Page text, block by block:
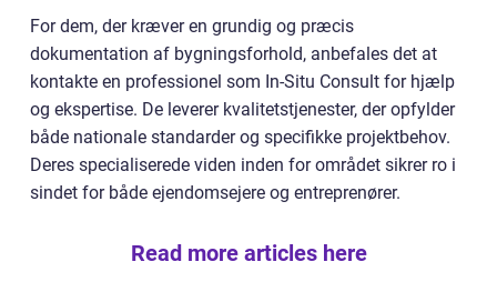
For dem, der kræver en grundig og præcis
dokumentation af bygningsforhold, anbefales det at
kontakte en professionel som In-Situ Consult for hjælp
og ekspertise. De leverer kvalitetstjenester, der opfylder
både nationale standarder og specifikke projektbehov.
Deres specialiserede viden inden for området sikrer ro i
sindet for både ejendomsejere og entreprenører.
Read more articles here